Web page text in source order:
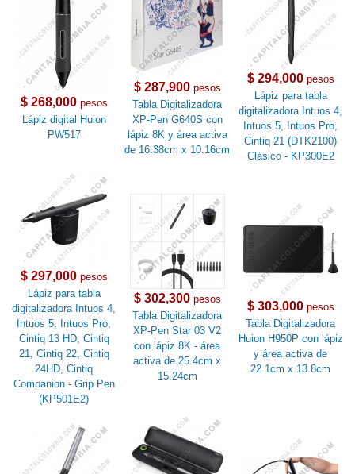
$ 268,000pesos
Lápiz digital Huion
PW517
$ 287,900pesos
Tabla Digitalizadora
XP-Pen G640S con
lápiz 8K y área activa
de 16.38cm x 10.16cm
$ 294,000pesos
Lápiz para tabla
digitalizadora Intuos 4,
Intuos 5, Intuos Pro,
Cintiq 21 (DTK2100)
Clásico - KP300E2
$ 297,000pesos
Lápiz para tabla
digitalizadora Intuos 4,
Intuos 5, Intuos Pro,
Cintiq 13 HD, Cintiq
21, Cintiq 22, Cintiq
24HD, Cintiq
Companion - Grip Pen
(KP501E2)
$ 302,300pesos
Tabla Digitalizadora
XP-Pen Star 03 V2
con lápiz 8K - área
activa de 25.4cm x
15.24cm
$ 303,000pesos
Tabla Digitalizadora
Huion H950P con lápiz
y área activa de
22.1cm x 13.8cm